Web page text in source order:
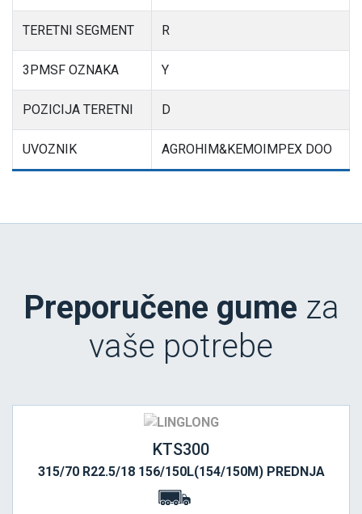
TERETNI SEGMENT R
3PMSF OZNAKA Y
POZICIJA TERETNI D
UVOZNIK AGROHIM&KEMOIMPEX DOO
Preporučene gume za
vaše potrebe
KTS300
315/70 R22.5/18 156/150L(154/150M) PREDNJA